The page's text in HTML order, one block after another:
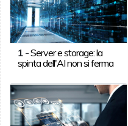
1-Server e storage: la
spinta dell'AI non si ferma